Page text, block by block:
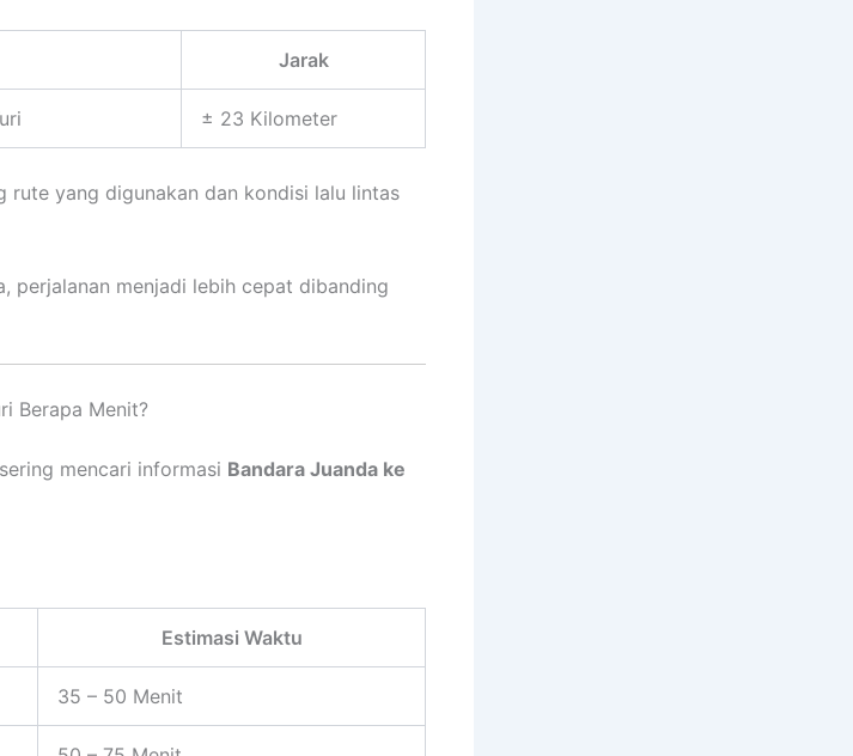
Jarak
± 23 Kilometer
yang digunakan dan kondisi lalu lintas
perjalanan menjadi lebih cepat dibanding
Berapa Menit?
mencari informasi Bandara Juanda ke
Estimasi Waktu
35 – 50 Menit